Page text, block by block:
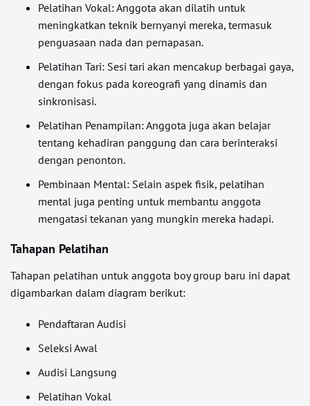
Pelatihan Vokal: Anggota akan dilatih untuk
meningkatkan teknik bernyanyi mereka, termasuk
penguasaan nada dan pernapasan.
Pelatihan Tari: Sesi tari akan mencakup berbagai gaya,
dengan fokus pada koreografi yang dinamis dan
sinkronisasi.
Pelatihan Penampilan: Anggota juga akan belajar
tentang kehadiran panggung dan cara berinteraksi
dengan penonton.
Pembinaan Mental: Selain aspek fisik, pelatihan
mental juga penting untuk membantu anggota
mengatasi tekanan yang mungkin mereka hadapi.
Tahapan Pelatihan
Tahapan pelatihan untuk anggota boy group baru ini dapat
digambarkan dalam diagram berikut:
Pendaftaran Audisi
Seleksi Awal
Audisi Langsung
Pelatihan Vokal